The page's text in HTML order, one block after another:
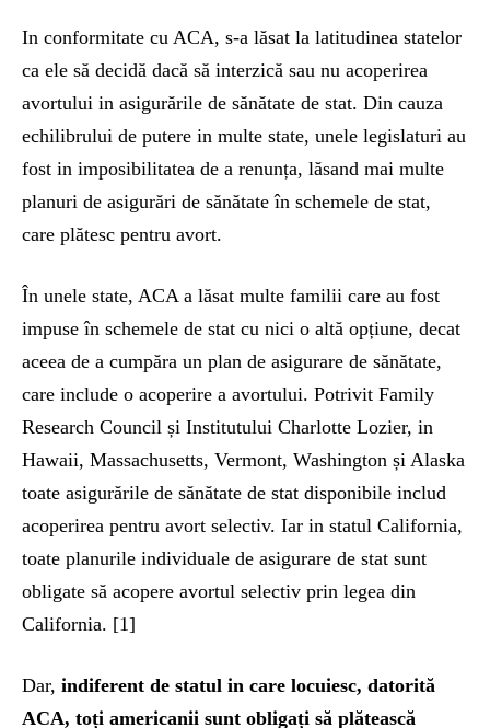
In conformitate cu ACA, s-a lăsat la latitudinea statelor
ca ele să decidă dacă să interzică sau nu acoperirea
avortului in asigurările de sănătate de stat. Din cauza
echilibrului de putere in multe state, unele legislaturi au
fost in imposibilitatea de a renunța, lăsand mai multe
planuri de asigurări de sănătate în schemele de stat,
care plătesc pentru avort.
În unele state, ACA a lăsat multe familii care au fost
impuse în schemele de stat cu nici o altă opțiune, decat
aceea de a cumpăra un plan de asigurare de sănătate,
care include o acoperire a avortului. Potrivit Family
Research Council și Institutului Charlotte Lozier, in
Hawaii, Massachusetts, Vermont, Washington și Alaska
toate asigurările de sănătate de stat disponibile includ
acoperirea pentru avort selectiv. Iar in statul California,
toate planurile individuale de asigurare de stat sunt
obligate să acopere avortul selectiv prin legea din
California. [1]
Dar, indiferent de statul in care locuiesc, datorită
ACA, toți americanii sunt obligați să plătească